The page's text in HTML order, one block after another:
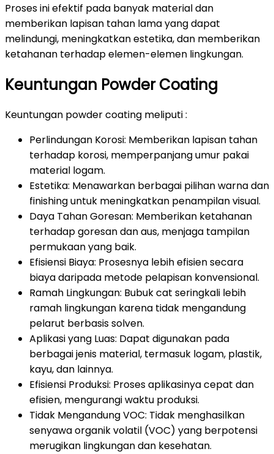
Proses ini efektif pada banyak material dan
memberikan lapisan tahan lama yang dapat
melindungi, meningkatkan estetika, dan memberikan
ketahanan terhadap elemen-elemen lingkungan.
Keuntungan Powder Coating
Keuntungan powder coating meliputi :
Perlindungan Korosi: Memberikan lapisan tahan
terhadap korosi, memperpanjang umur pakai
material logam.
Estetika: Menawarkan berbagai pilihan warna dan
finishing untuk meningkatkan penampilan visual.
Daya Tahan Goresan: Memberikan ketahanan
terhadap goresan dan aus, menjaga tampilan
permukaan yang baik.
Efisiensi Biaya: Prosesnya lebih efisien secara
biaya daripada metode pelapisan konvensional.
Ramah Lingkungan: Bubuk cat seringkali lebih
ramah lingkungan karena tidak mengandung
pelarut berbasis solven.
Aplikasi yang Luas: Dapat digunakan pada
berbagai jenis material, termasuk logam, plastik,
kayu, dan lainnya.
Efisiensi Produksi: Proses aplikasinya cepat dan
efisien, mengurangi waktu produksi.
Tidak Mengandung VOC: Tidak menghasilkan
senyawa organik volatil (VOC) yang berpotensi
merugikan lingkungan dan kesehatan.